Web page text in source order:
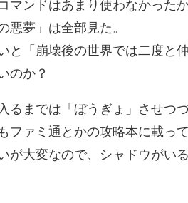
マンドはあまり使わなかった
悪夢」は全部見た。
と「崩壊後の世界では二度と
のか？
るまでは「ぼうぎょ」させつ
ファミ通とかの攻略本に載っ
が大変なので、シャドウがい